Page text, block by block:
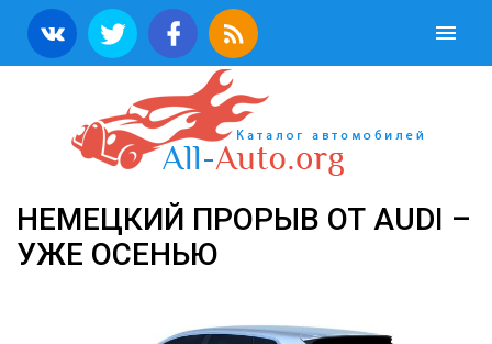
НЕМЕЦКИЙ ПРОРЫВ ОТ AUDI –
УЖЕ ОСЕНЬЮ